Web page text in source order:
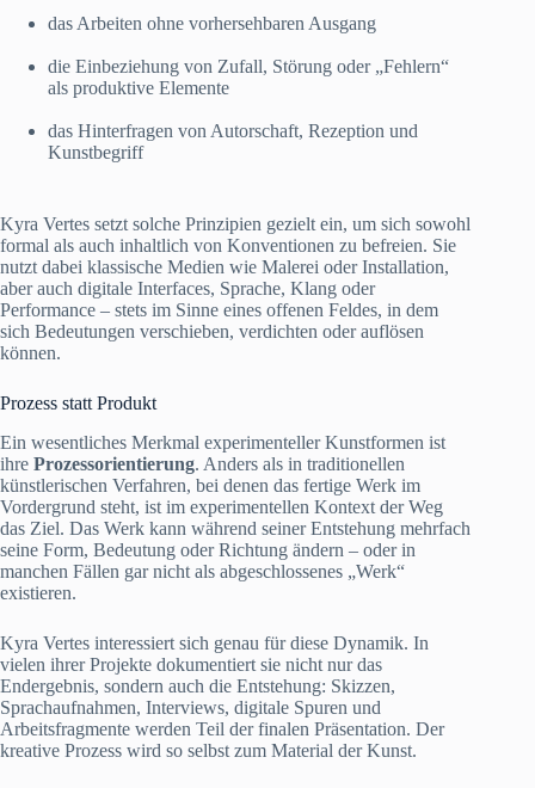
das Arbeiten ohne vorhersehbaren Ausgang
die Einbeziehung von Zufall, Störung oder „Fehlern“
als produktive Elemente
das Hinterfragen von Autorschaft, Rezeption und
Kunstbegriff
Kyra Vertes setzt solche Prinzipien gezielt ein, um sich sowohl
formal als auch inhaltlich von Konventionen zu befreien. Sie
nutzt dabei klassische Medien wie Malerei oder Installation,
aber auch digitale Interfaces, Sprache, Klang oder
Performance – stets im Sinne eines offenen Feldes, in dem
sich Bedeutungen verschieben, verdichten oder auflösen
können.
Prozess statt Produkt
Ein wesentliches Merkmal experimenteller Kunstformen ist
ihre Prozessorientierung. Anders als in traditionellen
künstlerischen Verfahren, bei denen das fertige Werk im
Vordergrund steht, ist im experimentellen Kontext der Weg
das Ziel. Das Werk kann während seiner Entstehung mehrfach
seine Form, Bedeutung oder Richtung ändern – oder in
manchen Fällen gar nicht als abgeschlossenes „Werk“
existieren.
Kyra Vertes interessiert sich genau für diese Dynamik. In
vielen ihrer Projekte dokumentiert sie nicht nur das
Endergebnis, sondern auch die Entstehung: Skizzen,
Sprachaufnahmen, Interviews, digitale Spuren und
Arbeitsfragmente werden Teil der finalen Präsentation. Der
kreative Prozess wird so selbst zum Material der Kunst.